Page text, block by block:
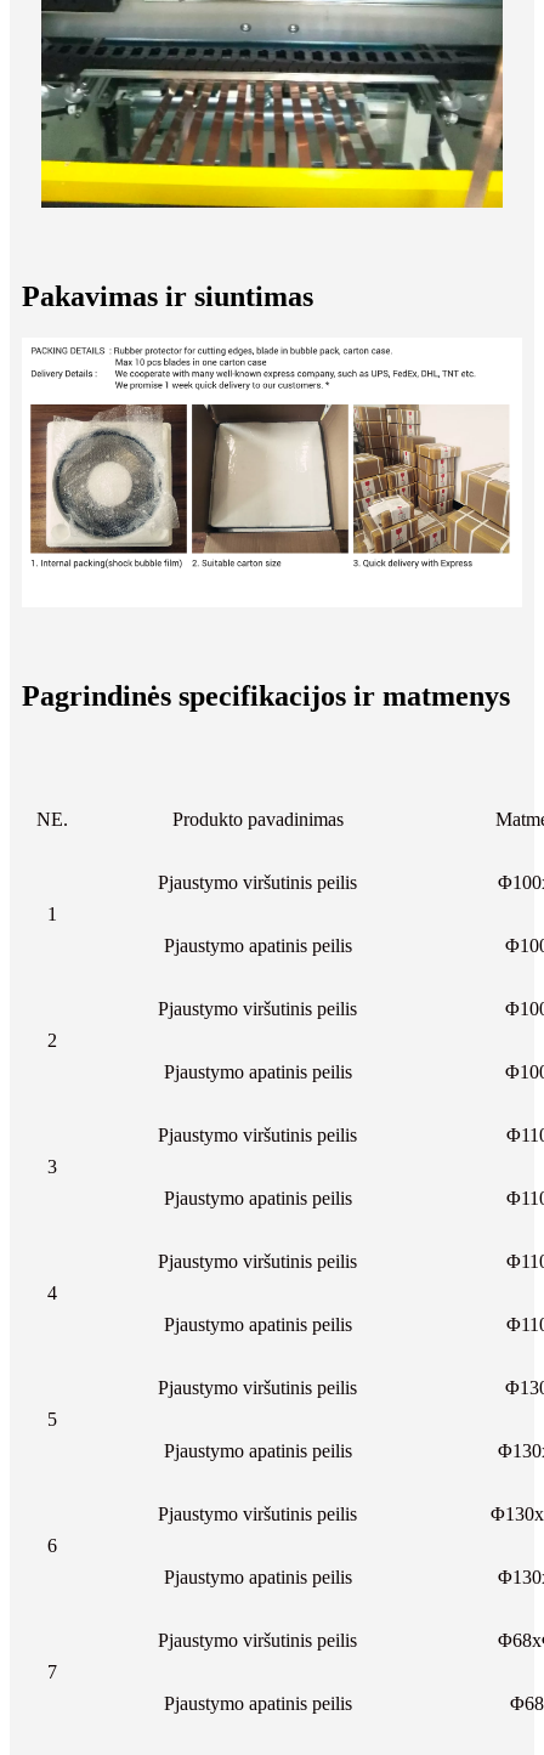
Pakavimas ir siuntimas
Pagrindinės specifikacijos ir matmenys
NE. Produkto pavadinimas
1
Pjaustymo viršutinis peilis
Pjaustymo apatinis peilis
2
Pjaustymo viršutinis peilis
Pjaustymo apatinis peilis
3
Pjaustymo viršutinis peilis
Pjaustymo apatinis peilis
4
Pjaustymo viršutinis peilis
Pjaustymo apatinis peilis
5
Pjaustymo viršutinis peilis
Pjaustymo apatinis peilis
6
Pjaustymo viršutinis peilis
Pjaustymo apatinis peilis
7
Pjaustymo viršutinis peilis
Pjaustymo apatinis peilis